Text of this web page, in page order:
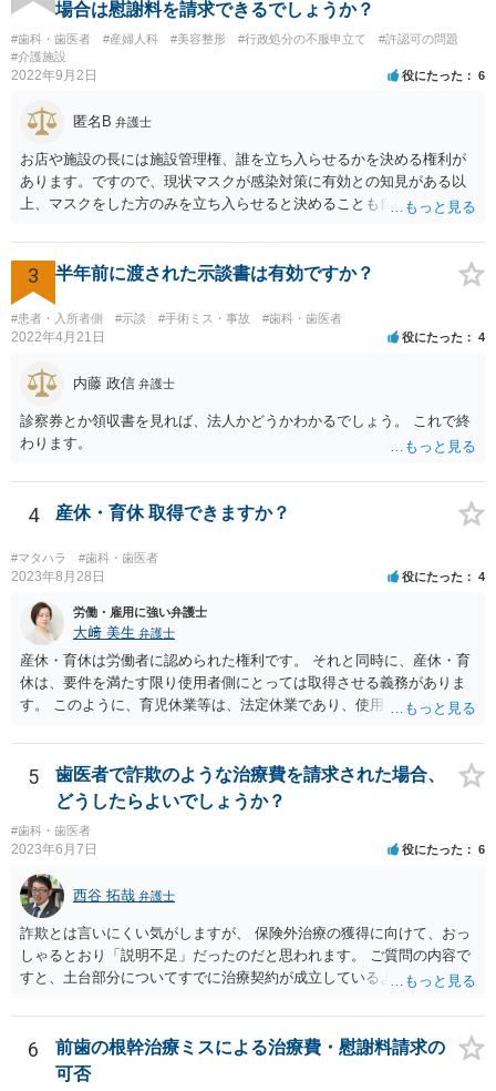
場合は慰謝料を請求できるでしょうか？
#歯科・歯医者 #産婦人科 #美容整形 #行政処分の不服申立て
#許認可の問題
#介護施設
2022年9月2日 役にたった 6
匿名B 弁護士
お店や施設の長には施設管理権、誰を立ち入らせるかを決める権利が
あります。ですので、現状マスクが感染対策に有効との知見がある以
上、マスクをした方のみを立ち入らせると決めることも自由であり、
など公益的な側面のある業種ですと、公衆浴場法など各種業法で定め
られた理由以外での利用拒否は禁止されていますし、公の施設でもマ
スクなしだけでの利用拒否は問題となりえますが、民間のお店に対し
ては慰謝料の請求は認められないと考えられます。
3 半年前に渡された示談書は有効ですか？
#患者・入所者側 #示談 #手術ミス・事故 #歯科・歯医者
2022年4月21日 役にたった 4
内藤 政信 弁護士
診察券とか領収書を見れば、法人かどうかわかるでしょう。 これで終
わります。
4 産休・育休 取得できますか？
#マタハラ #歯科・歯医者
2023年8月28日 役にたった 4
労働・雇用に強い弁護士
大﨑 美生 弁護士
産休・育休は労働者に認められた権利です。 それと同時に、産休・育
休は、要件を満たす限り使用者側にとっては取得させる義務がありま
す。 このように、育児休業等は、法定休業であり、使用者側で任意に
って、産休・育休を認めないということはできません。 ただし、残念
ながら実際には、妊娠・出産をしたら退職する慣行の事業者はありま
す。 しかし、このような慣行となっていること自体が、均等法９条１
項に違反します。 均等法違反は行政指導の対象となり、事業者が是正
勧告に従わない場合には企業名が公表される可能性もあります。 実際
に小さな医院で公表までいったケースがありますが、かなり稀なケー
スと言えます。 また、産休・育休を理由とした解雇は無効であり、損
害賠償請求の対象にもなります。 実際にどのようなアクションを取る
かは、職場での人間関係など気になる点があると思いますが、弁護士
か労基署へ一度ご相談いただくと安心だと思います。 均等法 （婚姻、
妊娠、出産等を理由とする不利益取扱いの禁止等） 第九条 事業主
は、女性労働者が婚姻し、妊娠し、又は出産したことを退職理由とし
て予定する定めをしてはならない。 ２ 事業主は、女性労働者が婚姻
したことを理由として、解雇してはならない。 ３ 事業主は、その雇
用する女性労働者が妊娠したこと、出産したこと、労働基準法（昭和
二十二年法律第四十九号）第六十五条第一項の規定による休業を請求
5
歯医者で詐欺のような治療費を請求された場合、
どうしたらよいでしょうか？
#歯科・歯医者
2023年6月7日 役にたった 6
西谷 拓哉 弁護士
詐欺とは言いにくい気がしますが、 保険外治療の獲得に向けて、おっ
しゃるとおり「説明不足」だったのだと思われます。 ご質問の内容で
すと、土台部分についてすでに治療契約が成立しているように思われ
させることができます。 消費者契約法は、いくつか取消の類型を定め
ています。 いくつか該当しそうな取消権をご参考までのせます。 ①土
台と被せ物の治療は通常同じ歯科で行いますので、被せ物の治療費が
6
前歯の根幹治療ミスによる治療費・慰謝料請求の
可否